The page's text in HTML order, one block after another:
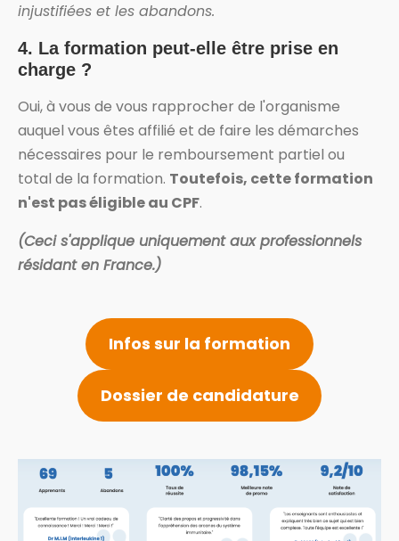
injustifiées et les abandons.
4. La formation peut-elle être prise en
charge ?
Oui, à vous de vous rapprocher de l'organisme
auquel vous êtes affilié et de faire les démarches
nécessaires pour le remboursement partiel ou
total de la formation. Toutefois, cette formation
n'est pas éligible au CPF.
(Ceci s'applique uniquement aux professionnels
résidant en France.)
Infos sur la formation
Dossier de candidature